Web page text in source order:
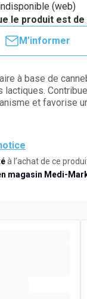
(web)
le produit est
M’informer
à base de
lactiques.
et favorise
à l’achat de ce
magasin Medi-